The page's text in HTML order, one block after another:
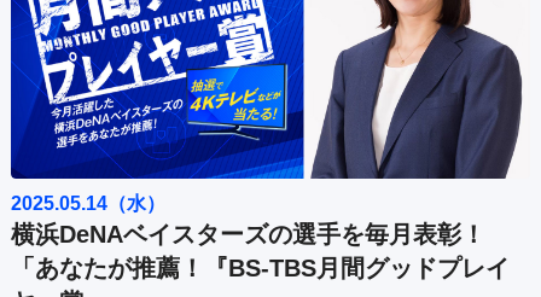
視聴方法 4K放送
イベント ショッピング
公式SNS プレゼント
ご意見・ご感想 会社情報
横浜DeNAベイスターズの選手を毎月表彰！
「あなたが推薦！『BS-TBS月間グッドプレイ
2025.05.14（水）